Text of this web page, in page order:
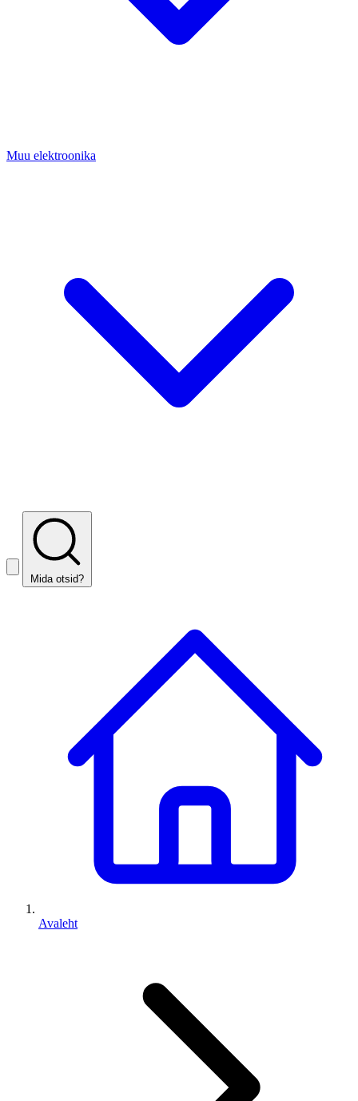
Muu elektroonika
Mida otsid?
Avaleht